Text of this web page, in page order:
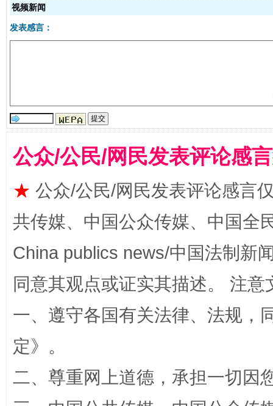
完善运行机制助力责任有效落实 一纸欠
东山县通报“牛蛙产品抗生素超标问题” 法
视频新闻
发表感言：
公众/公民/网民发表评论感
★ 公众/公民/网民发表评论感言
共传媒、中国公众传媒、中国全
China publics news/中国法制新
同意其观点或证实其描述。 注
一、遵守各国有关法律、法规，
定》。
二、尊重网上道德，承担一切因